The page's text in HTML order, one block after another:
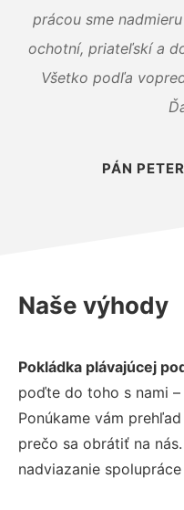
prácou sme
ochotní, priateľskí a
Všetko podľa
PÁN
Naše výhody
Pokládka plávajúcej
poďte do toho s nami
Ponúkame vám
prečo sa obrátiť na
nadviazanie